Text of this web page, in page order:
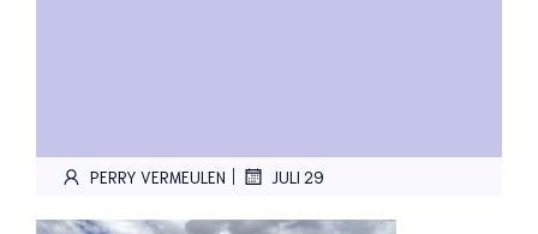
PERRY VERMEULEN | JULI 29